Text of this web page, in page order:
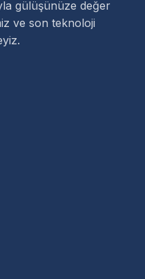
dedi ki :
ederim
kanal
gülüşünüze değer
ve son teknoloji